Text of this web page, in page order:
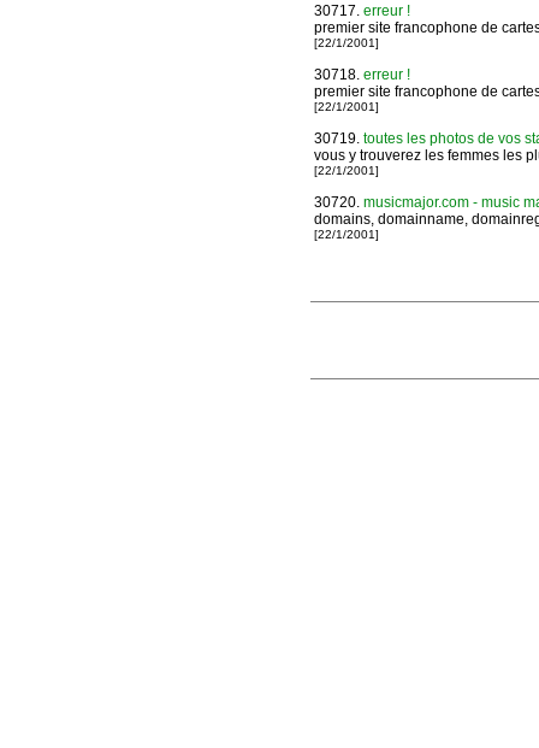
30717. erreur !
premier site francophone de
[22/1/2001]
30718. erreur !
premier site francophone de
[22/1/2001]
30719. toutes les photos de vos
vous y trouverez les femmes les
[22/1/2001]
30720. musicmajor.com - music
domains, domainname,
[22/1/2001]